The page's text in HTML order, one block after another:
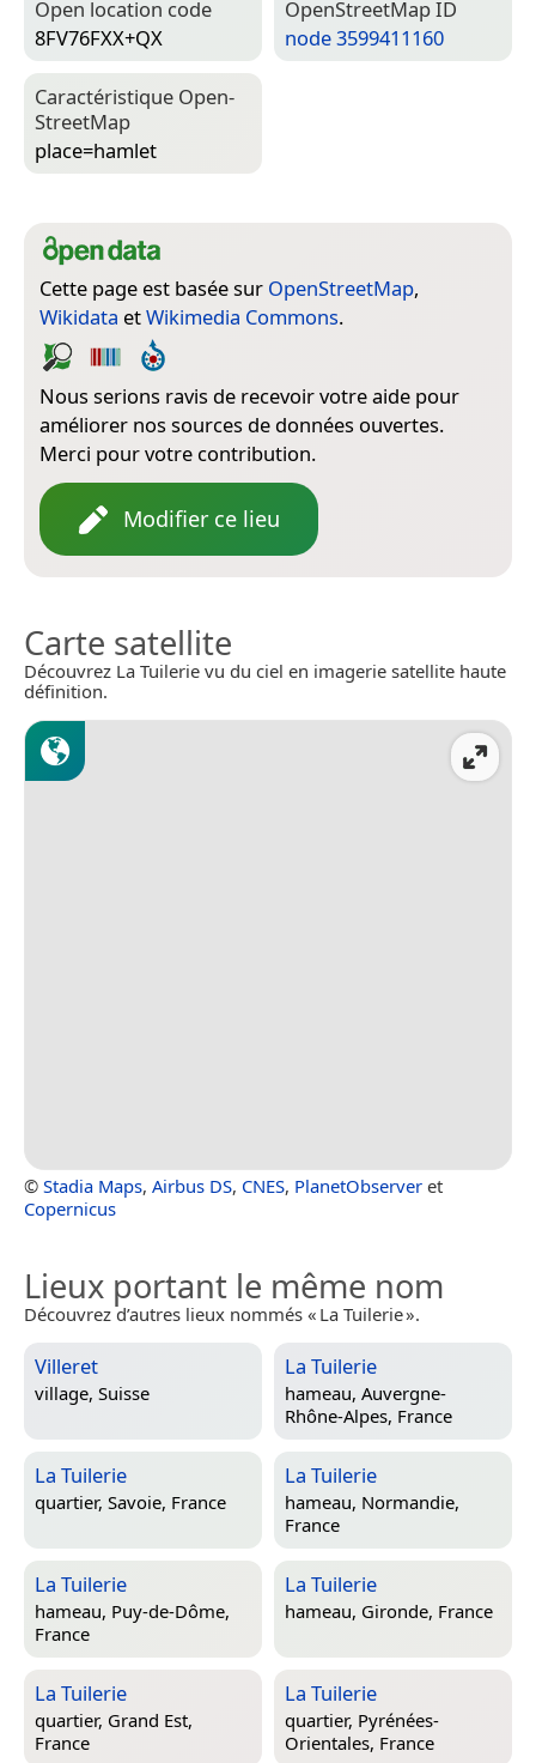
Open location code
8FV76FXX+QX
Open­Street­Map ID
node 3599411160
Caractéristique Open­
Street­Map
place=­hamlet
Cette page est basée sur OpenStreetMap,
Wikidata etWikimedia Commons.
Nous serions ravis de recevoir votre aide pour
améliorer nos sources de données ouvertes.
Merci pour votre contribution.
Modifier ce lieu
Carte satellite
Découvrez La Tuilerie vu du ciel en imagerie satellite haute
définition.
© Stadia Maps, Airbus DS, CNES, PlanetObserver et
Copernicus
Lieux portant le même nom
Découvrez d’autres lieux nommés « La Tuilerie ».
Villeret
village, Suisse
La Tuilerie
hameau, Auvergne-
Rhône-Alpes, France
La Tuilerie
quartier, Savoie, France
La Tuilerie
hameau, Normandie,
France
La Tuilerie
hameau, Puy-de-Dôme,
France
La Tuilerie
hameau, Gironde, France
La Tuilerie
quartier, Grand Est,
France
La Tuilerie
quartier, Pyrénées-
Orientales, France